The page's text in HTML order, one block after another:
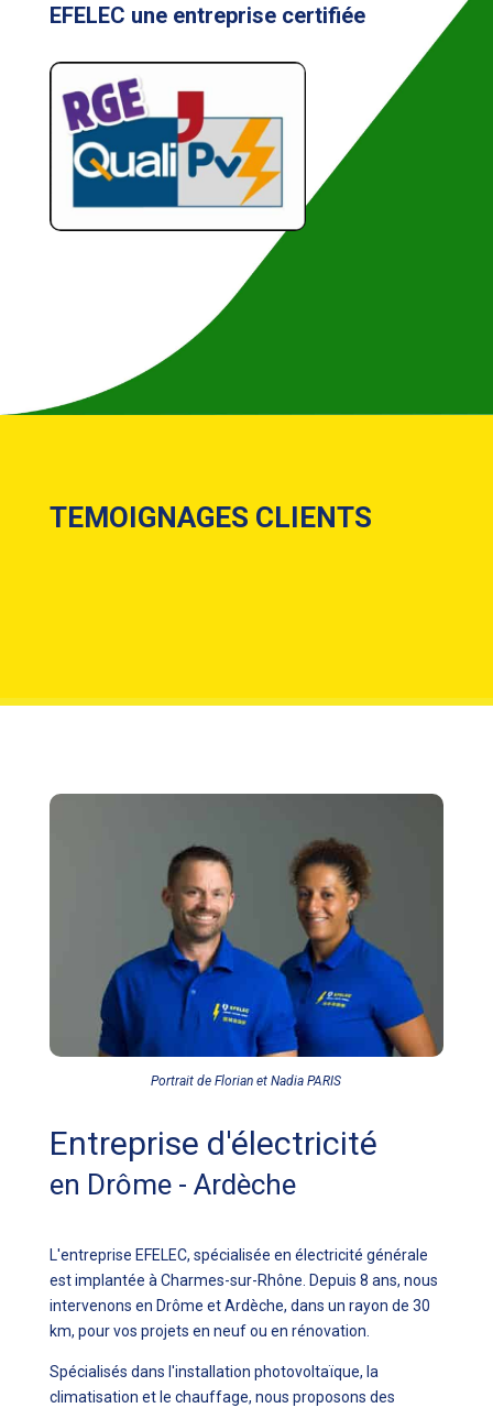
EFELEC une entreprise certifiée
TEMOIGNAGES CLIENTS
Portrait de Florian et Nadia PARIS
Entreprise d'électricité
en Drôme - Ardèche
L'entreprise EFELEC, spécialisée en électricité générale
est implantée à Charmes-sur-Rhône. Depuis 8 ans, nous
intervenons en Drôme et Ardèche, dans un rayon de 30
km, pour vos projets en neuf ou en rénovation.
Spécialisés dans l'installation photovoltaïque, la
climatisation et le chauffage, nous proposons des